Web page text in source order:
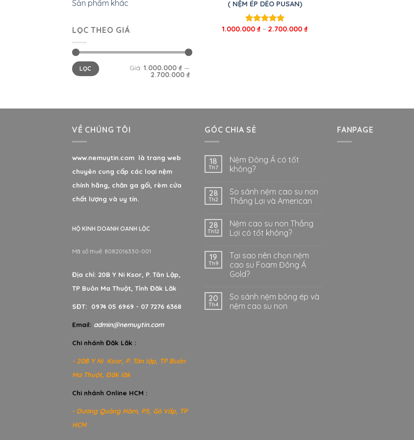
Sản phẩm khác
LỌC THEO GIÁ
LỌC Giá: 1.000.000 ₫ —
2.700.000 ₫
( NỆM ÉP DẺO PUSAN)
Được xếp
1.000.000₫ – 2.700.000₫
VỀ CHÚNG TÔI
www.nemuytin.com là trang web
chuyên cung cấp các loại nệm
chính hãng, chăn ga gối, rèm cửa
chất lượng và uy tín.
HỘ KINH DOANH OANH LỘC
Mã số thuế: 8082016330-001
Địa chỉ: 20B Y Ni Ksor, P. Tân Lập,
TP Buôn Ma Thuột, Tỉnh Đăk Lăk
SĐT: 0974 05 6969 - 07 7276 6368
Email: admin@nemuytin.com
Chi nhánh Đăk Lăk :
- 20B Y Ni Ksor, P. Tân lập, TP Buôn
Ma Thuột, Đăk lăk
Chi nhánh Online HCM :
- Dương Quảng Hàm, P5, Gò Vấp, TP
HCM
GÓC CHIA SẺ
18
Th7
Nệm Đông Á có tốt
không?
28
Th2
So sánh nệm cao su non
Thắng Lợi và American
28
Th12
Nệm cao su non Thắng
Lợi có tốt không?
19
Th9
Tại sao nên chọn nệm
cao su Foam Đông Á
Gold?
20
Th4
So sánh nệm bông ép và
nệm cao su non
FANPAGE